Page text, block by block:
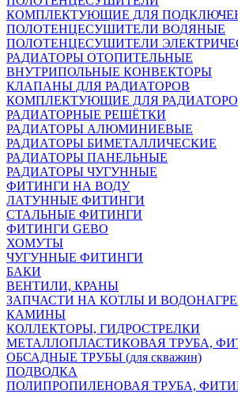
КОМПЛЕКТУЮЩИЕ ДЛЯ
ПОЛОТЕНЦЕСУШИТЕЛИ ВОДЯНЫЕ
ПОЛОТЕНЦЕСУШИТЕЛИ
РАДИАТОРЫ ОТОПИТЕЛЬНЫЕ
ВНУТРИПОЛЬНЫЕ КОНВЕКТОРЫ
КЛАПАНЫ ДЛЯ РАДИАТОРОВ
КОМПЛЕКТУЮЩИЕ ДЛЯ
РАДИАТОРНЫЕ РЕШЁТКИ
РАДИАТОРЫ АЛЮМИНИЕВЫЕ
РАДИАТОРЫ БИМЕТАЛЛИЧЕСКИЕ
РАДИАТОРЫ ПАНЕЛЬНЫЕ
РАДИАТОРЫ ЧУГУННЫЕ
ФИТИНГИ НА ВОДУ
ЛАТУННЫЕ ФИТИНГИ
СТАЛЬНЫЕ ФИТИНГИ
ФИТИНГИ GEBO
ХОМУТЫ
ЧУГУННЫЕ ФИТИНГИ
БАКИ
ВЕНТИЛИ, КРАНЫ
ЗАПЧАСТИ НА КОТЛЫ И
КАМИНЫ
КОЛЛЕКТОРЫ, ГИДРОСТРЕЛКИ
МЕТАЛЛОПЛАСТИКОВАЯ ТРУБА,
ОБСАДНЫЕ ТРУБЫ (для скважин)
ПОДВОДКА
ПОЛИПРОПИЛЕНОВАЯ ТРУБА,